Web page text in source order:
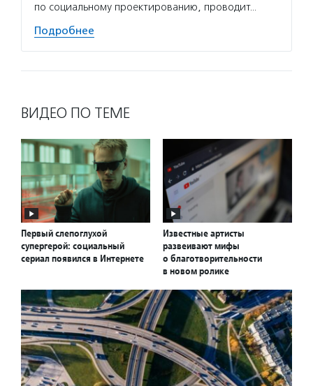
по социальному проектированию, проводит…
Подробнее
ВИДЕО ПО ТЕМЕ
Первый слепоглухой
супергерой: социальный
сериал появился в Интернете
Известные артисты
развеивают мифы
о благотворительности
в новом ролике